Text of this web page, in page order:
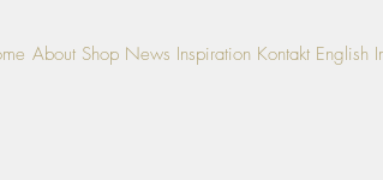
About Shop News Inspiration Kontakt English